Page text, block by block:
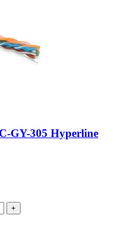
GY-305 Hyperline